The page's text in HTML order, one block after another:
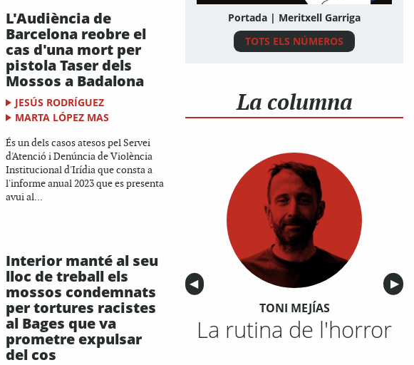
L'Audiència de
Barcelona reobre el
cas d'una mort per
pistola Taser dels
Mossos a Badalona
JESÚS RODRÍGUEZ
MARTA LÓPEZ MAS
És un dels casos atesos pel Servei
d'Atenció i Denúncia de Violència
Institucional d'Irídia que consta a
l'informe anual 2023 que es presenta
avui al...
Interior manté al seu
lloc de treball els
mossos condemnats
per tortures racistes
al Bages que va
prometre expulsar
del cos
Portada | Meritxell Garriga
TOTS ELS NÚMEROS
La columna
Anterior
◀︎ ▶︎
TONI MEJÍAS
La rutina de l'horror